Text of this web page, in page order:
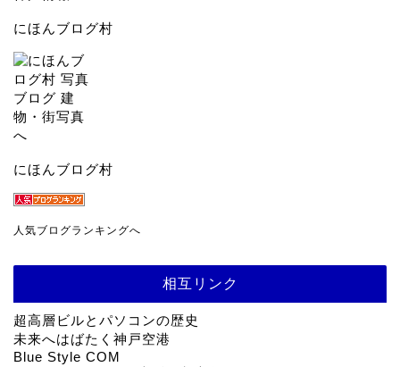
にほんブログ村
にほんブログ村
人気ブログランキングへ
相互リンク
超高層ビルとパソコンの歴史
未来へはばたく神戸空港
Blue Style COM